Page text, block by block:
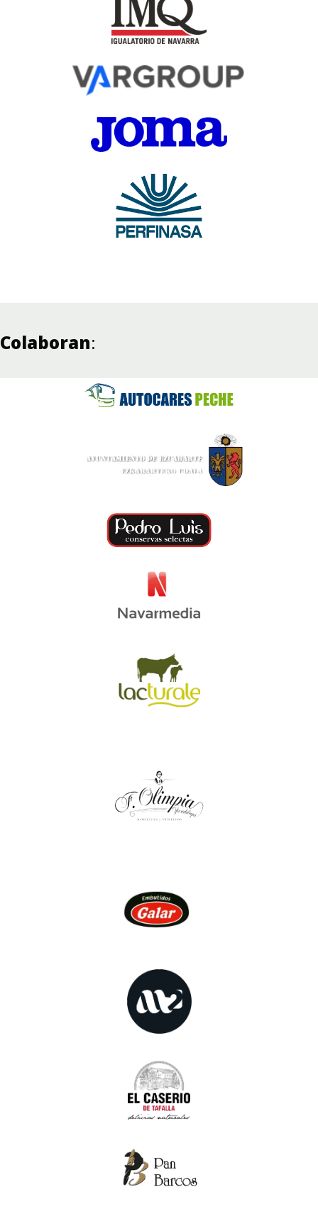
Colaboran: